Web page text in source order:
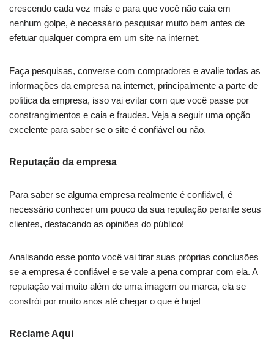
crescendo cada vez mais e para que você não caia em
nenhum golpe, é necessário pesquisar muito bem antes de
efetuar qualquer compra em um site na internet.
Faça pesquisas, converse com compradores e avalie todas as
informações da empresa na internet, principalmente a parte de
política da empresa, isso vai evitar com que você passe por
constrangimentos e caia e fraudes. Veja a seguir uma opção
excelente para saber se o site é confiável ou não.
Reputação da empresa
Para saber se alguma empresa realmente é confiável, é
necessário conhecer um pouco da sua reputação perante seus
clientes, destacando as opiniões do público!
Analisando esse ponto você vai tirar suas próprias conclusões
se a empresa é confiável e se vale a pena comprar com ela. A
reputação vai muito além de uma imagem ou marca, ela se
constrói por muito anos até chegar o que é hoje!
Reclame Aqui